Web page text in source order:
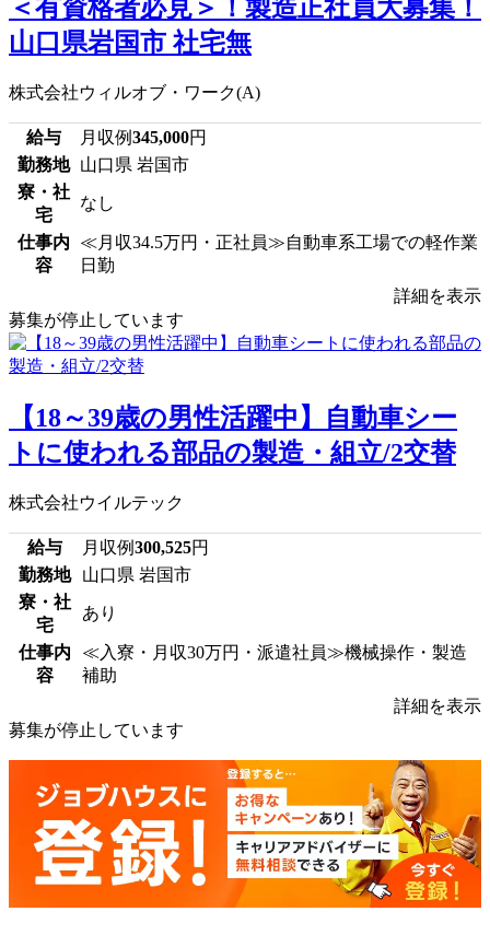
＜有資格者必見＞！製造正社員大募集！
山口県岩国市 社宅無
株式会社ウィルオブ・ワーク(A)
給与 月収例345,000円
勤務地 山口県 岩国市
寮・社
宅
なし
仕事内
容
≪月収34.5万円・正社員≫自動車系工場での軽作業
日勤
詳細を表示
募集が停止しています
【18～39歳の男性活躍中】自動車シー
トに使われる部品の製造・組立/2交替
株式会社ウイルテック
給与 月収例300,525円
勤務地
山口県 岩国市
寮・社
宅
あり
仕事内
容
≪入寮・月収30万円・派遣社員≫機械操作・製造
補助
詳細を表示
募集が停止しています